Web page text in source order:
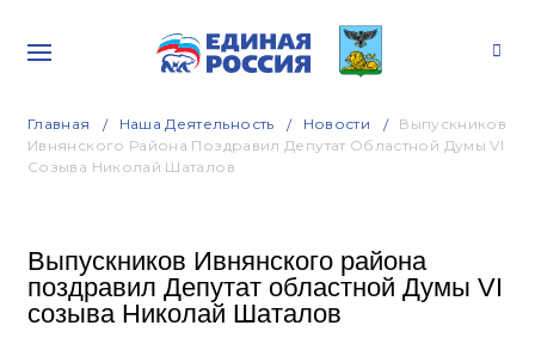
Главная Наша Деятельность Новости
Выпускников
Ивнянского Района Поздравил Депутат Областной Думы VI
Созыва Николай Шаталов
Выпускников Ивнянского района
поздравил Депутат областной Думы VI
созыва Николай Шаталов